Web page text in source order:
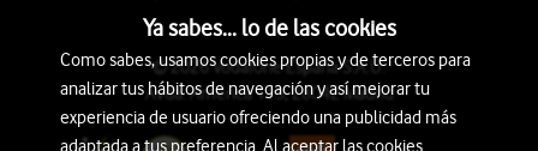
© 2026 Vodafone España S.A.U.
Avda. América 115, 28042 Madrid
Ya sabes... lo de las cookies
Como sabes, usamos cookies propias y de terceros para
analizar tus hábitos de navegación y así mejorar tu
experiencia de usuario ofreciendo una publicidad más
adaptada a tus preferencia. Al aceptar las cookies